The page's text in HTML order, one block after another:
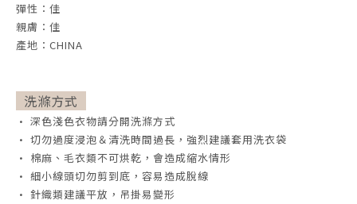
彈性：佳
親膚：佳
產地：CHINA
洗滌方式
• 深色淺色衣物請分開洗滌方式
• 切勿過度浸泡＆清洗時間過長，強烈建議套用洗衣袋
• 棉麻、毛衣類不可烘乾，會造成縮水情形
• 細小線頭切勿剪到底，容易造成脫線
• 針織類建議平放，吊掛易變形